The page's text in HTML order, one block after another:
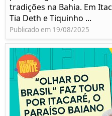
tradições na Bahia. Em
Tia Deth e Tiquinho ...
Publicado em 19/08/2025